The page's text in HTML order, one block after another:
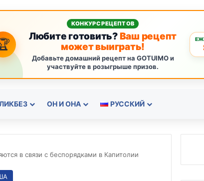
КОНКУРС РЕЦЕПТОВ
Любите готовить?Ваш рецепт
может выиграть!
Добавьте домашний рецепт на GOTUIMO и
участвуйте в розыгрыше призов.
ОН И ОНА РУССКИЙ
в связи с беспорядками в Капитолии